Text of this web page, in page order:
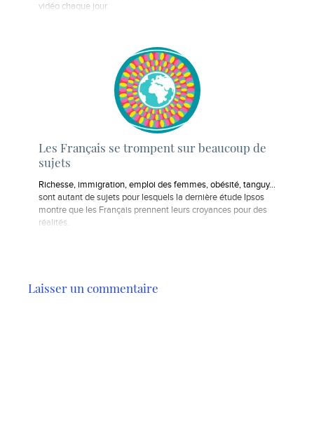
vidéo chaque jour.
Les Français se trompent sur beaucoup de
sujets
Richesse, immigration, emploi des femmes, obésité, tanguy...
sont autant de sujets pour lesquels la dernière étude Ipsos
montre que les Français prennent leurs croyances pour des
réalités.
Laisser un commentaire